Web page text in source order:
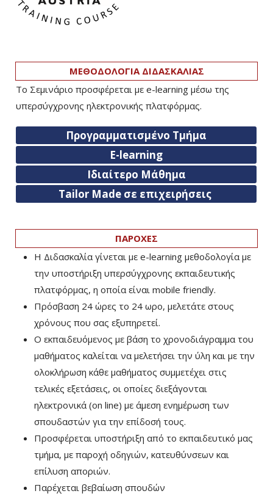
ΜΕΘΟΔΟΛΟΓΙΑ ΔΙΔΑΣΚΑΛΙΑΣ
Το Σεμινάριο προσφέρεται με e-learning μέσω της
υπερσύγχρονης ηλεκτρονικής πλατφόρμας.
Προγραμματισμένο Τμήμα
E-learning
Ιδιαίτερο Μάθημα
Tailor Made σε επιχειρήσεις
ΠΑΡΟΧΕΣ
Η Διδασκαλία γίνεται με e-learning μεθοδολογία με
την υποστήριξη υπερσύγχρονης εκπαιδευτικής
πλατφόρμας, η οποία είναι mobile friendly.
Πρόσβαση 24 ώρες το 24 ωρο, μελετάτε στους
χρόνους που σας εξυπηρετεί.
Ο εκπαιδευόμενος με βάση το χρονοδιάγραμμα του
μαθήματος καλείται να μελετήσει την ύλη και με την
ολοκλήρωση κάθε μαθήματος συμμετέχει στις
τελικές εξετάσεις, οι οποίες διεξάγονται
ηλεκτρονικά (on line) με άμεση ενημέρωση των
σπουδαστών για την επίδοσή τους.
Προσφέρεται υποστήριξη από το εκπαιδευτικό μας
τμήμα, με παροχή οδηγιών, κατευθύνσεων και
επίλυση αποριών.
Παρέχεται βεβαίωση σπουδών